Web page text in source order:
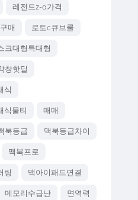
레전드z-a가격
매 로토c큐브쿨
크대형특대형
창핫딜
식
식물티 매매
북등급 맥북등급차이
맥북프로
링 맥아이패드연결
메모리수급난 면역력